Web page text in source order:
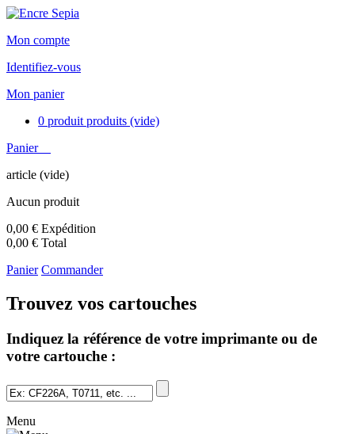
Mon compte
Identifiez-vous
Mon panier
0 produit produits (vide)
Panier
article (vide)
Aucun produit
0,00 € Expédition
0,00 € Total
Panier Commander
Trouvez vos cartouches
Indiquez la référence de votre imprimante ou de
votre cartouche :
Menu